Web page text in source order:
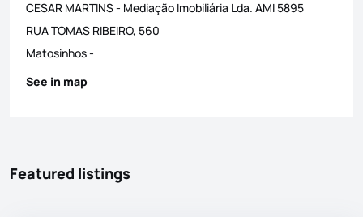
CESAR MARTINS - Mediação Imobiliária Lda. AMI 5895
RUA TOMAS RIBEIRO, 560
Matosinhos-
See in map
Featured listings